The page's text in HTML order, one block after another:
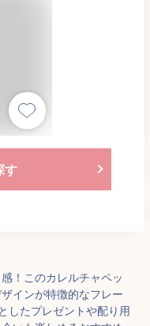
す
！このカレルチャペッ
インが特徴的なフレー
したプレゼントや配り用